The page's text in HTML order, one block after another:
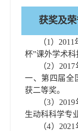
获奖及
（1 ） 2011
杯”课外学术科
（2） 2017
一、 第四届全
获二等奖。
（3） 2019
生动科科学专
（4） 2021